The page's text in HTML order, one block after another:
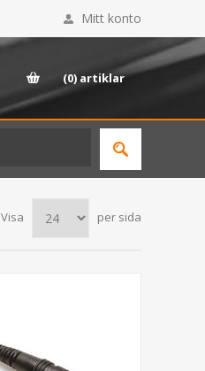
Mitt konto
(0) artiklar
Visa per sida